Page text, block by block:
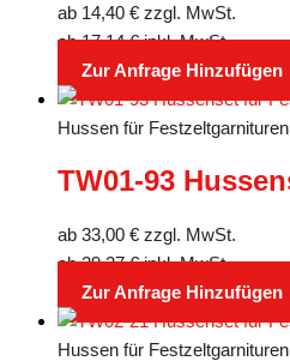
ab 14,40 € zzgl. MwSt.
ab17,14€inkl. MwSt.
Zur Anfrage Hinzufügen
Hussen für Festzeltgarnituren
TW01-93
ab 33,00 € zzgl. MwSt.
ab39,27€inkl. MwSt.
Zur Anfrage Hinzufügen
Hussen für Festzeltgarnituren